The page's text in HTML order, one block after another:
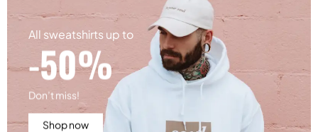
All sweatshirts up to
-50%
Don’t miss!
Shop now